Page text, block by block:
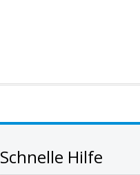
Schnelle Hilfe